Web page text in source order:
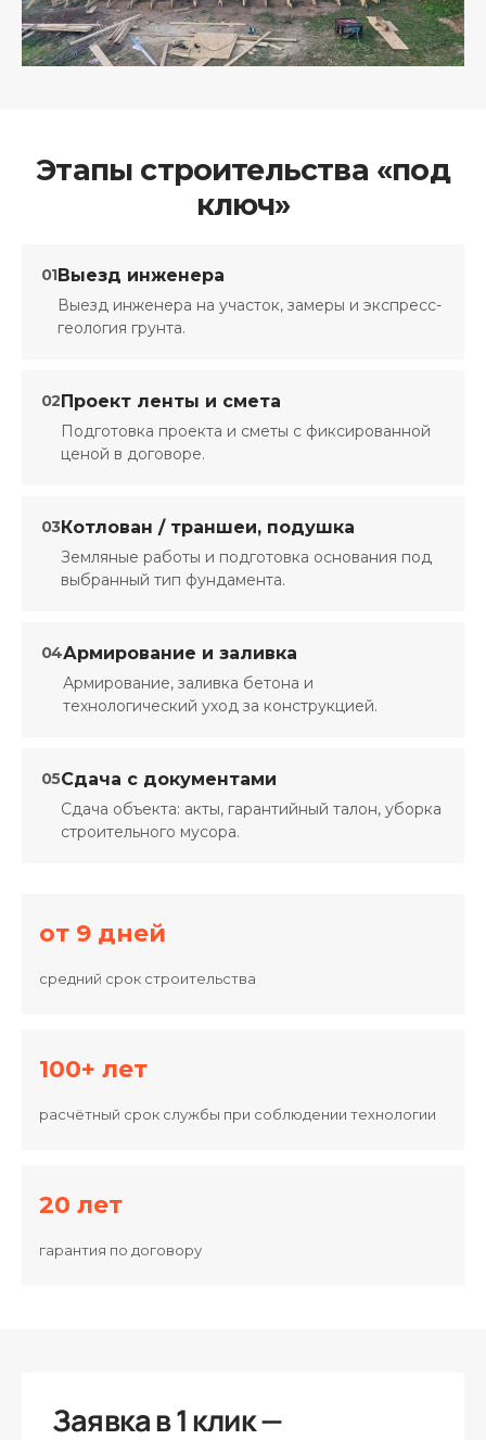
Этапы строительства «под
ключ»
01Выезд инженера
Выезд инженера на участок, замеры и экспресс-
геология грунта.
02Проект ленты и смета
Подготовка проекта и сметы с фиксированной
ценой в договоре.
03Котлован / траншеи, подушка
Земляные работы и подготовка основания под
выбранный тип фундамента.
04Армирование и заливка
Армирование, заливка бетона и
технологический уход за конструкцией.
05Сдача с документами
Сдача объекта: акты, гарантийный талон, уборка
строительного мусора.
от 9 дней
средний срок строительства
100+ лет
расчётный срок службы при соблюдении технологии
20 лет
гарантия по договору
Заявка в 1 клик —